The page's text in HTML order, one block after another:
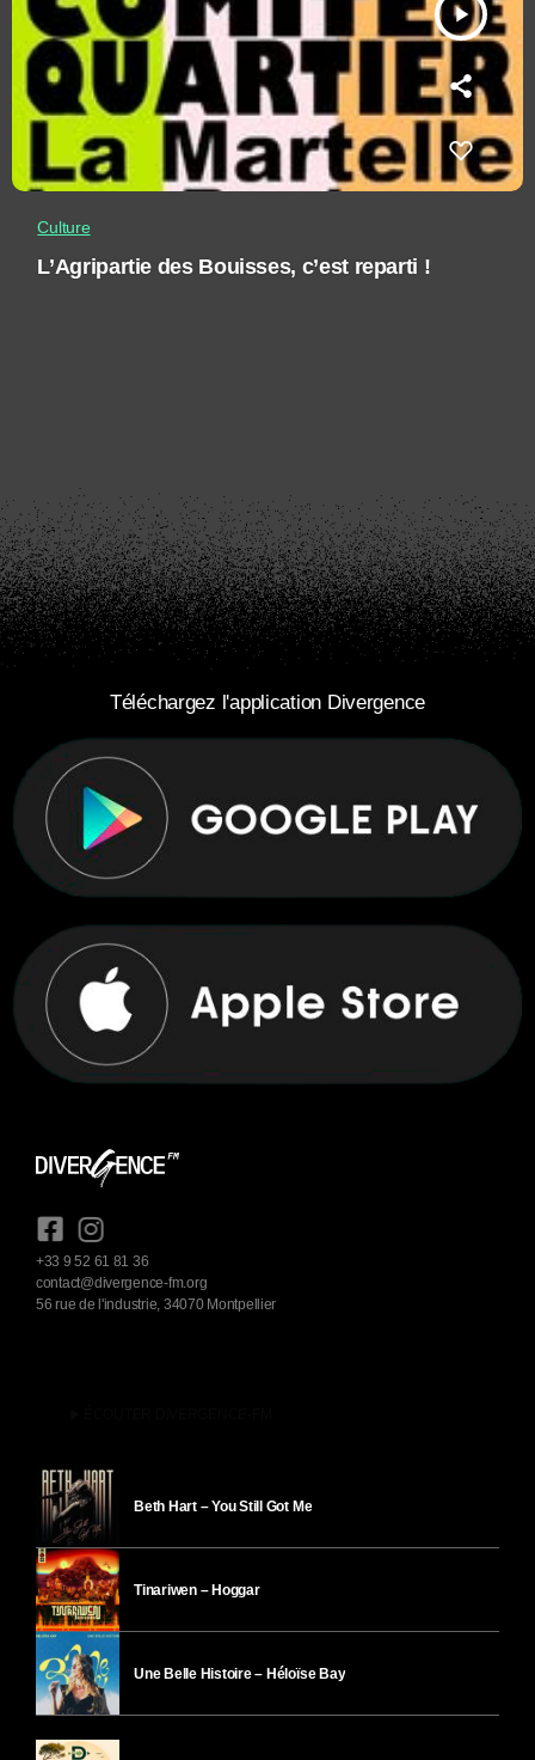
play_arrow
Culture
L’Agripartie des Bouisses, c’est reparti !
Téléchargez l'application Divergence
+33 9 52 61 81 36
contact@divergence-fm.org
56 rue de l'industrie, 34070 Montpellier
Beth Hart – You Still Got Me
Tinariwen – Hoggar
Une Belle Histoire – Héloïse Bay